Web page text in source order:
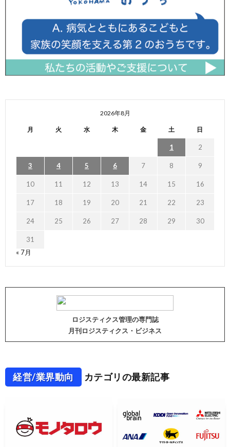
2026年8月
月 火 水 木 金 土 日
1 2
3 4 5 6 7 8 9
10 11 12 13 14 15 16
17 18 19 20 21 22 23
24 25 26 27 28 29 30
31
« 7月
ロジスティクス管理の専門誌
月刊ロジスティクス・ビジネス
経営/業界動向 カテゴリの最新記事